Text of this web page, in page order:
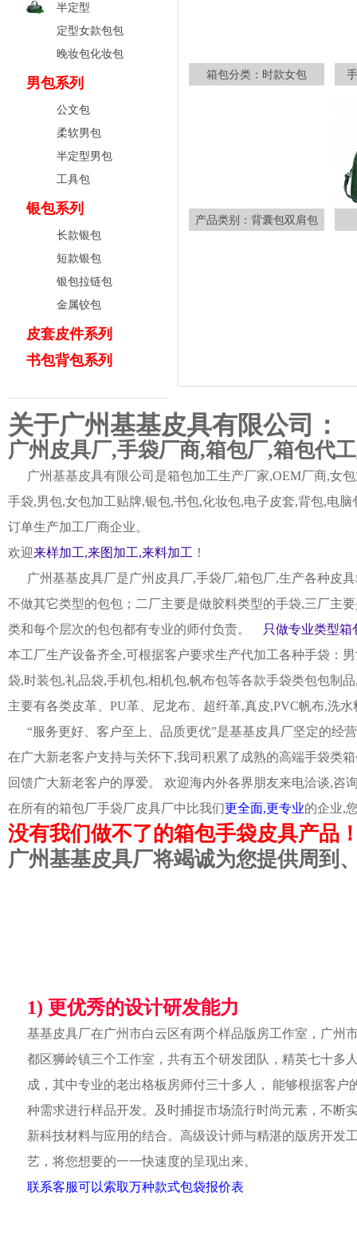
半定型
定型女款包包
晚妆包化妆包
男包系列
公文包
柔软男包
半定型男包
工具包
银包系列
长款银包
短款银包
银包拉链包
金属铰包
皮套皮件系列
书包背包系列
箱包分类：时款女包
产品类别：背囊包双肩包
关于广州基基皮具有限公司：
广州皮具厂,手袋厂商,箱包厂,箱包代
广州基基皮具有限公司是箱包加工生产厂家,OEM厂商,女
手袋,男包,女包加工贴牌,银包,书包,化妆包,电子皮套,背包,电
订单生产加工厂商企业。
欢迎来样加工,来图加工,来料加工 ！
广州基基皮具厂是广州皮具厂,手袋厂,箱包厂,生产各种皮
不做其它类型的包包；二厂主要是做胶料类型的手袋,三厂主
类和每个层次的包包都有专业的师付负责。
只做专业类型箱
本工厂生产设备齐全,可根据客户要求生产代加工各种手袋：
袋,时装包,礼品袋,手机包,相机包,帆布包等各款手袋类包包制
主要有各类皮革、PU革、尼龙布、超纤革,真皮,PVC帆布,洗
“服务更好、客户至上、品质更优”是基基皮具厂坚定的经
在广大新老客户支持与关怀下,我司积累了成熟的高端手袋类
回馈广大新老客户的厚爱。 欢迎海内外各界朋友来电洽谈,咨
在所有的箱包厂手袋厂皮具厂中比我们更全面,更专业的企业,
没有我们做不了的箱包手袋皮具产品
广州基基皮具厂将竭诚为您提供周到
1) 更优秀的设计研发能力
基基皮具厂在广州市白云区有两个样品版房工作室，广州
都区狮岭镇三个工作室，共有五个研发团队，精英七十多
成，其中专业的老出格板房师付三十多人， 能够根据客户
种需求进行样品开发。及时捕捉市场流行时尚元素，不断
新科技材料与应用的结合。高级设计师与精湛的版房开发
艺，将您想要的一一快速度的呈现出来。
联系客服可以索取万种款式包袋报价表